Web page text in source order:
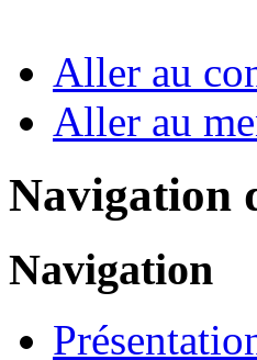
Aller au
Aller au
Navigation
Navigation